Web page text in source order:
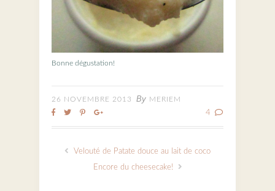
Bonne dégustation!
26 NOVEMBRE 2013 By MERIEM
4
Velouté de Patate douce au lait de coco
Encore du cheesecake!